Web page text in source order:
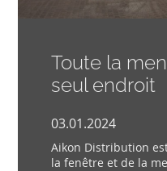
Toute la
seul endroit
03.01.2024
Aikon Distribution
la fenêtre et de la